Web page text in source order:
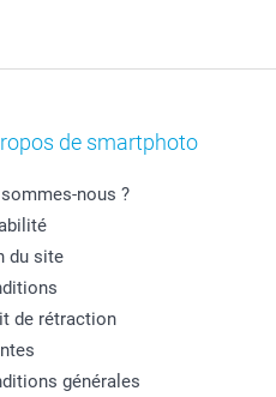
de smartphoto
nous ?
du site
de rétraction
générales